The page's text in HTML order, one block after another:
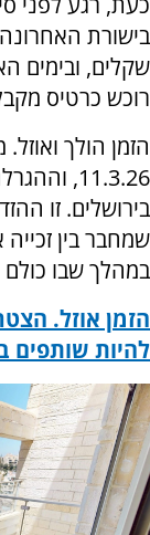
שקלים, ובימים
רוכש כרטיס
הזמן הולך
בירושלים. זו
שמחבר בין
במהלך שבו כולם
הזמן אוזל.
להיות שותפים